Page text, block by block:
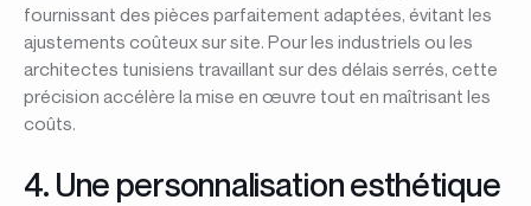
fournissant des pièces parfaitement adaptées, évitant les
ajustements coûteux sur site. Pour les industriels ou les
architectes tunisiens travaillant sur des délais serrés, cette
précision accélère la mise en œuvre tout en maîtrisant les
coûts.
4. Une personnalisation esthétique